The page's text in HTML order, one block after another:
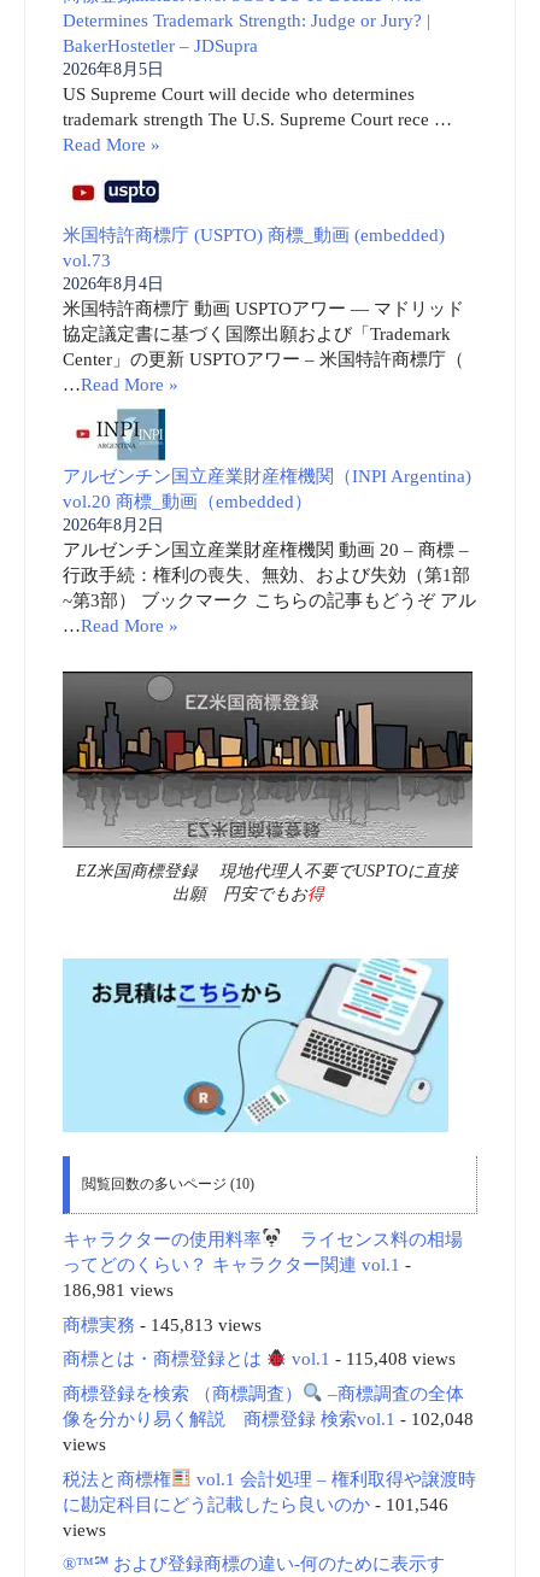
Determines Trademark Strength: Judge or Jury? |
BakerHostetler – JDSupra
2026年8月5日
US Supreme Court will decide who determines
trademark strength The U.S. Supreme Court rece …
Read More »
米国特許商標庁 (USPTO) 商標_動画 (embedded)
vol.73
2026年8月4日
米国特許商標庁 動画 USPTOアワー ― マドリッド
協定議定書に基づく国際出願および「Trademark
Center」の更新 USPTOアワー – 米国特許商標庁（
…Read More »
アルゼンチン国立産業財産権機関（INPI Argentina)
vol.20 商標_動画（embedded）
2026年8月2日
アルゼンチン国立産業財産権機関 動画 20 – 商標 –
行政手続：権利の喪失、無効、および失効（第1部
~第3部） ブックマーク こちらの記事もどうぞ アル
…Read More »
EZ米国商標登録 現地代理人不要でUSPTOに直接
出願 円安でもお得
閲覧回数の多いページ (10)
キャラクターの使用料率
ライセンス料の相場
ってどのくらい？ キャラクター関連 vol.1 -
186,981 views
商標実務 - 145,813 views
商標とは・商標登録とは
vol.1 - 115,408 views
商標登録を検索 （商標調査）
–商標調査の全体
像を分かり易く解説 商標登録 検索vol.1 - 102,048
views
税法と商標権
vol.1 会計処理 – 権利取得や譲渡時
に勘定科目にどう記載したら良いのか- 101,546
views
®™℠ および登録商標の違い-何のために表示す